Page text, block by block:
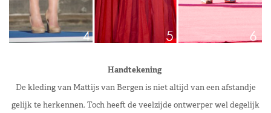
Handtekening
De kleding van Mattijs van Bergen is niet altijd van een afstandje
gelijk te herkennen. Toch heeft de veelzijde ontwerper wel degelijk